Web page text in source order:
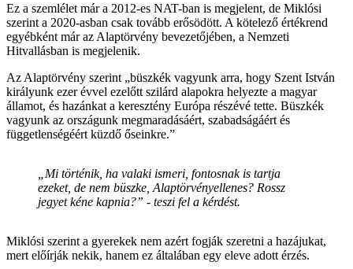
Ez a szemlélet már a 2012-es NAT-ban is megjelent, de Miklósi
szerint a 2020-asban csak tovább erősödött. A kötelező értékrend
egyébként már az Alaptörvény bevezetőjében, a Nemzeti
Hitvallásban is megjelenik.
Az Alaptörvény szerint „büszkék vagyunk arra, hogy Szent István
királyunk ezer évvel ezelőtt szilárd alapokra helyezte a magyar
államot, és hazánkat a keresztény Európa részévé tette. Büszkék
vagyunk az országunk megmaradásáért, szabadságáért és
függetlenségéért küzdő őseinkre.”
„Mi történik, ha valaki ismeri, fontosnak is tartja
ezeket, de nem büszke, Alaptörvényellenes? Rossz
jegyet kéne kapnia?” - teszi fel a kérdést.
Miklósi szerint a gyerekek nem azért fogják szeretni a hazájukat,
mert előírják nekik, hanem ez általában egy eleve adott érzés.